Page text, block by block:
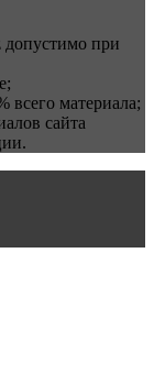
допустимо при
всего материала;
сайта